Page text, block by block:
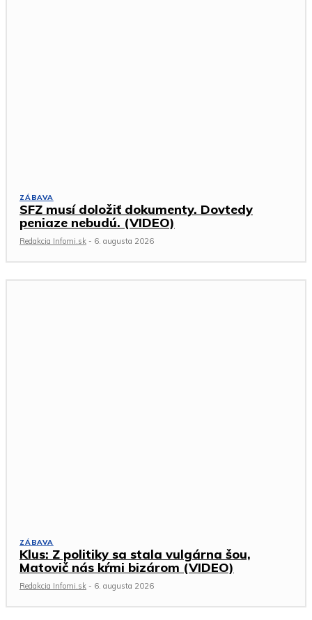
ZÁBAVA
SFZ musí doložiť dokumenty. Dovtedy
peniaze nebudú. (VIDEO)
Redakcia Infomi.sk - 6. augusta 2026
ZÁBAVA
Klus: Z politiky sa stala vulgárna šou,
Matovič nás kŕmi bizárom (VIDEO)
Redakcia Infomi.sk - 6. augusta 2026